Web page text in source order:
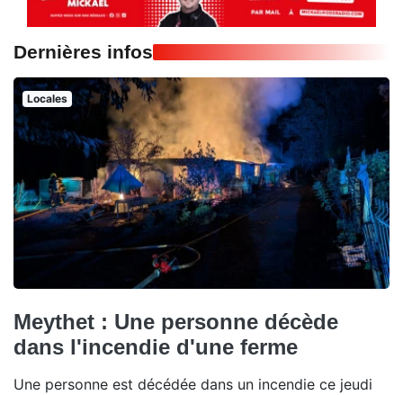
Dernières infos
Locales
Meythet : Une personne décède
dans l'incendie d'une ferme
Une personne est décédée dans un incendie ce jeudi